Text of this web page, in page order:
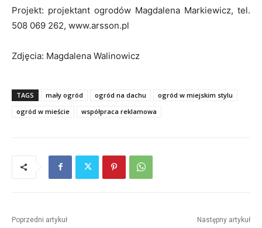
Projekt: projektant ogrodów Magdalena Markiewicz, tel.
508 069 262, www.arsson.pl
Zdjęcia: Magdalena Walinowicz
TAGS mały ogród ogród na dachu
ogród w miejskim stylu
ogród w mieście
współpraca reklamowa
Poprzedni artykuł Następny artykuł